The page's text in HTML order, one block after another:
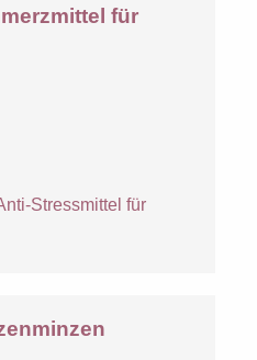
für
Stressmittel für